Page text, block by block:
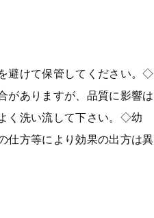
避けて保管してください。◇
がありますが、品質に影響は
く洗い流して下さい。◇幼
仕方等により効果の出方は異